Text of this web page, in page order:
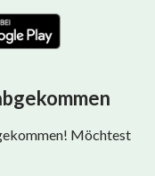
Möchtest